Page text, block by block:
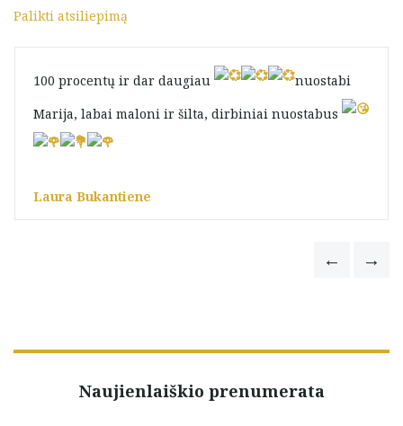
Palikti atsiliepimą
100 procentų ir dar daugiau
nuostabi
Marija, labai maloni ir šilta, dirbiniai nuostabus
Laura Bukantiene
Naujienlaiškio prenumerata